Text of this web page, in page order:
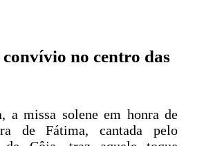
no centro das
a missa solene em honra de
de Fátima, cantada pelo